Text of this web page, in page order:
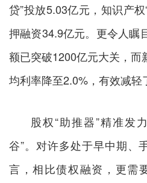
贷”投放5.03亿元，知识产
押融资34.9亿元。更令人瞩
额已突破1200亿元大关，
均利率降至2.0%，有效减轻
股权“助推器”精准发
谷”。对许多处于早中期、
言，相比债权融资，更需